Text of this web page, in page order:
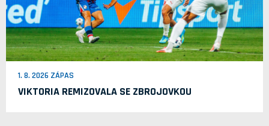
1. 8. 2026 ZÁPAS
VIKTORIA REMIZOVALA SE ZBROJOVKOU